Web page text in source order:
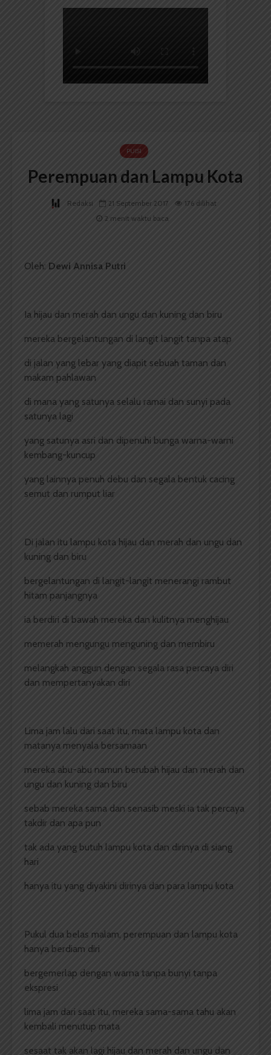
PUISI
Perempuan dan Lampu Kota
Redaksi 21 September 2017
176 dilihat
2 menit waktu baca
Oleh: Dewi Annisa Putri
Ia hijau dan merah dan ungu dan kuning dan biru
mereka bergelantungan di langit langit tanpa atap
di jalan yang lebar yang diapit sebuah taman dan
makam pahlawan
di mana yang satunya selalu ramai dan sunyi pada
satunya lagi
yang satunya asri dan dipenuhi bunga warna-warni
kembang-kuncup
yang lainnya penuh debu dan segala bentuk cacing
semut dan rumput liar
Di jalan itu lampu kota hijau dan merah dan ungu dan
kuning dan biru
bergelantungan di langit-langit menerangi rambut
hitam panjangnya
ia berdiri di bawah mereka dan kulitnya menghijau
memerah mengungu menguning dan membiru
melangkah anggun dengan segala rasa percaya diri
dan mempertanyakan diri
Lima jam lalu dari saat itu, mata lampu kota dan
matanya menyala bersamaan
mereka abu-abu namun berubah hijau dan merah dan
ungu dan kuning dan biru
sebab mereka sama dan senasib meski ia tak percaya
takdir dan apa pun
tak ada yang butuh lampu kota dan dirinya di siang
hari
hanya itu yang diyakini dirinya dan para lampu kota
Pukul dua belas malam, perempuan dan lampu kota
hanya berdiam diri
bergemerlap dengan warna tanpa bunyi tanpa
ekspresi
lima jam dari saat itu, mereka sama-sama tahu akan
kembali menutup mata
sesaat tak akan lagi hijau dan merah dan ungu dan